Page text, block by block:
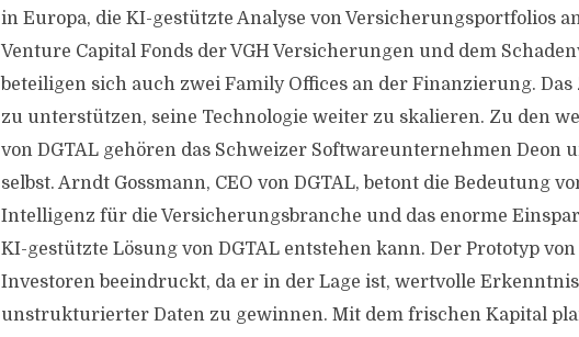
in Europa, die KI-gestützte Analyse von Versicherungsportfolios
Venture Capital Fonds der VGH Versicherungen und dem
beteiligen sich auch zwei Family Offices an der Finanzierung. Das
zu unterstützen, seine Technologie weiter zu skalieren. Zu den
von DGTAL gehören das Schweizer Softwareunternehmen Deon
selbst. Arndt Gossmann, CEO von DGTAL, betont die Bedeutung
Intelligenz für die Versicherungsbranche und das enorme
KI-gestützte Lösung von DGTAL entstehen kann. Der Prototyp von
Investoren beeindruckt, da er in der Lage ist, wertvolle
unstrukturierter Daten zu gewinnen. Mit dem frischen Kapital